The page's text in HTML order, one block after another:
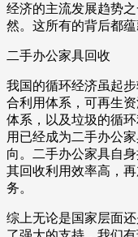
经济的主流发展趋势
然。这所有的背后都
二手办公家具回收
我国的循环经济虽起
合利用体系，可再生
体系，以及垃圾的循
用已经成为二手办公
向。二手办公家具自
其回收利用效率高，
务。
综上无论是国家层面